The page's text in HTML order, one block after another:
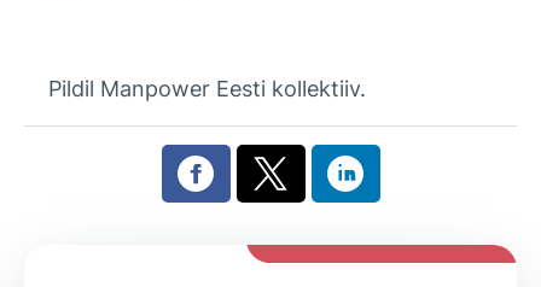
Pildil Manpower Eesti kollektiiv.